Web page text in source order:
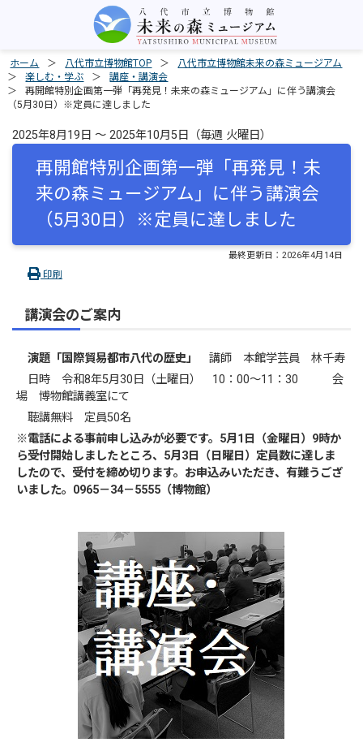
ホーム 八代市立博物館TOP
八代市立博物館未来の森ミュージアム
楽しむ・学ぶ
講座・講演会
再開館特別企画第一弾「再発見！未来の森ミュージアム」に伴う講演会
（5月30日）※定員に達しました
2025年8月19日 ～ 2025年10月5日（毎週 火曜日）
再開館特別企画第一弾「再発見！未
来の森ミュージアム」に伴う講演会
（5月30日）※定員に達しました
最終更新日： 2026年4月14日
印刷
講演会のご案内
演題「国際貿易都市八代の歴史」
講師 本館学芸員 林千寿
日時 令和8年5月30日（土曜日） 10：00～11：30 会
場 博物館講義室にて
聴講無料 定員50名
※電話による事前申し込みが必要です。5月1日（金曜日）9時か
ら受付開始しましたところ、5月3日（日曜日）定員数に達しま
したので、受付を締め切ります。お申込みいただき、有難うござ
いました。0965－34－5555（博物館）